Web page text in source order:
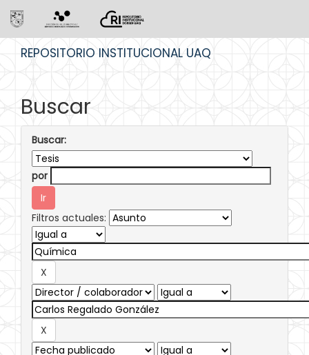
REPOSITORIO INSTITUCIONAL UAQ
Buscar
Buscar:
por
Filtros actuales: